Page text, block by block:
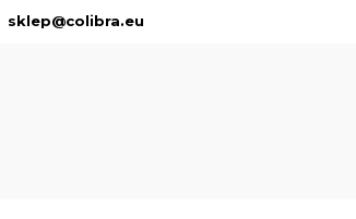
sklep@colibra.eu